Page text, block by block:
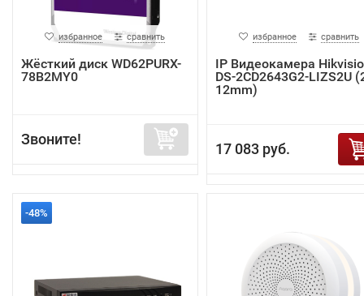
избранное сравнить
Жёсткий диск WD62PURX-
78B2MY0
Звоните!
избранное сравнить
IP Видеокамера
DS-2CD2643G2-LIZS2U
12mm)
17 083 руб.
-48%